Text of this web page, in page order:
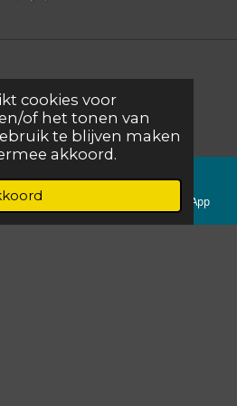
cookies voor
of het tonen van
te blijven maken
akkoord.
WhatsApp